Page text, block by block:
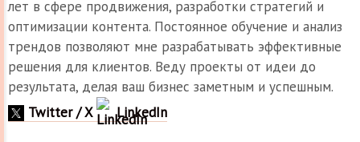
лет в сфере продвижения, разработки стратегий и
оптимизации контента. Постоянное обучение и анализ
трендов позволяют мне разрабатывать эффективные
решения для клиентов. Веду проекты от идеи до
результата, делая ваш бизнес заметным и успешным.
Twitter / X
LinkedIn